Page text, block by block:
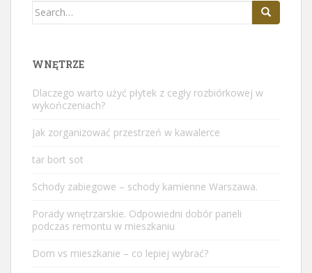
Search
WNĘTRZE
Dlaczego warto użyć płytek z cegły rozbiórkowej w
wykończeniach?
Jak zorganizować przestrzeń w kawalerce
tar bort sot
Schody zabiegowe – schody kamienne Warszawa.
Porady wnętrzarskie. Odpowiedni dobór paneli
podczas remontu w mieszkaniu
Dom vs mieszkanie – co lepiej wybrać?